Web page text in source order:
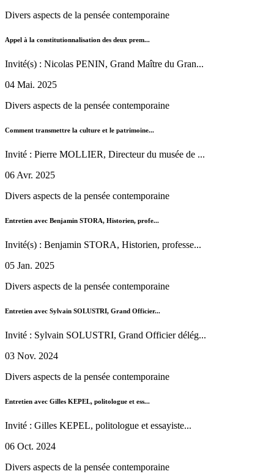
Divers aspects de la pensée contemporaine
Appel à la constitutionnalisation des deux prem...
Invité(s) : Nicolas PENIN, Grand Maître du Gran...
04 Mai. 2025
Divers aspects de la pensée contemporaine
Comment transmettre la culture et le patrimoine...
Invité : Pierre MOLLIER, Directeur du musée de ...
06 Avr. 2025
Divers aspects de la pensée contemporaine
Entretien avec Benjamin STORA, Historien, profe...
Invité(s) : Benjamin STORA, Historien, professe...
05 Jan. 2025
Divers aspects de la pensée contemporaine
Entretien avec Sylvain SOLUSTRI, Grand Officier...
Invité : Sylvain SOLUSTRI, Grand Officier délég...
03 Nov. 2024
Divers aspects de la pensée contemporaine
Entretien avec Gilles KEPEL, politologue et ess...
Invité : Gilles KEPEL, politologue et essayiste...
06 Oct. 2024
Divers aspects de la pensée contemporaine